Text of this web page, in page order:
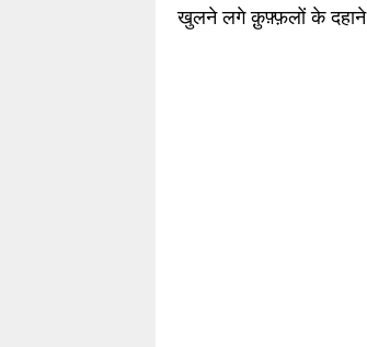
खुलने लगे क़ुफ़्फ़लों के दहाने